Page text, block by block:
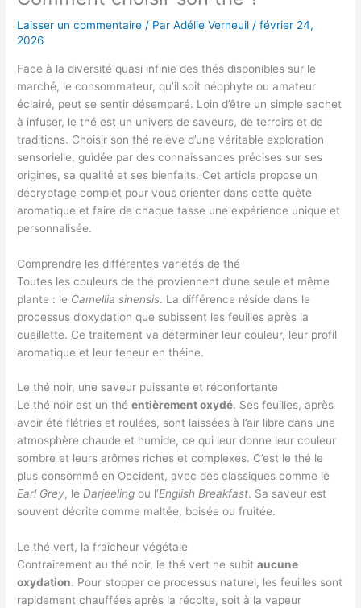
Laisser un commentaire / ParAdélie Verneuil /février 24,
2026
Face à la diversité quasi infinie des thés disponibles sur le
marché, le consommateur, qu’il soit néophyte ou amateur
éclairé, peut se sentir désemparé. Loin d’être un simple sachet
à infuser, le thé est un univers de saveurs, de terroirs et de
traditions. Choisir son thé relève d’une véritable exploration
sensorielle, guidée par des connaissances précises sur ses
origines, sa qualité et ses bienfaits. Cet article propose un
décryptage complet pour vous orienter dans cette quête
aromatique et faire de chaque tasse une expérience unique et
personnalisée.
Comprendre les différentes variétés de thé
Toutes les couleurs de thé proviennent d’une seule et même
plante : le Camellia sinensis. La différence réside dans le
processus d’oxydation que subissent les feuilles après la
cueillette. Ce traitement va déterminer leur couleur, leur profil
aromatique et leur teneur en théine.
Le thé noir, une saveur puissante et réconfortante
Le thé noir est un théentièrement oxydé. Ses feuilles, après
avoir été flétries et roulées, sont laissées à l’air libre dans une
atmosphère chaude et humide, ce qui leur donne leur couleur
sombre et leurs arômes riches et complexes. C’est le thé le
plus consommé en Occident, avec des classiques comme le
Earl Grey, leDarjeeling ou l’English Breakfast. Sa saveur est
souvent décrite comme maltée, boisée ou fruitée.
Le thé vert, la fraîcheur végétale
Contrairement au thé noir, le thé vert ne subitaucune
oxydation. Pour stopper ce processus naturel, les feuilles sont
rapidement chauffées après la récolte, soit à la vapeur